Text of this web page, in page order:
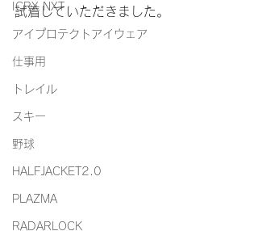
ICRX NXT
アイプロテクトアイウェア
仕事用
トレイル
スキー
野球
HALFJACKET2.0
PLAZMA
RADARLOCK
試着していただきました。